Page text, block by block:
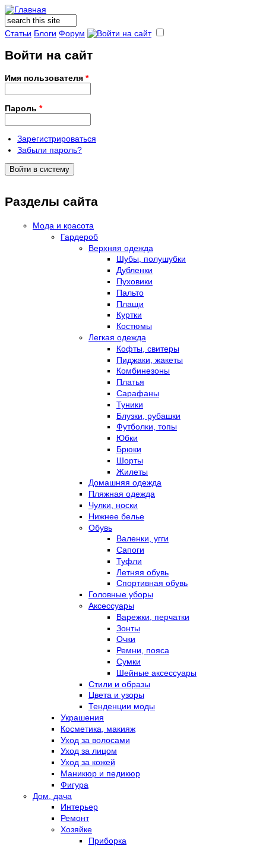
Форма поиска
Поиск
Статьи Блоги Форум
Войти на сайт
Имя пользователя *
Пароль *
Зарегистрироваться
Забыли пароль?
Разделы сайта
Мода и красота
Гардероб
Верхняя одежда
Шубы, полушубки
Дубленки
Пуховики
Пальто
Плащи
Куртки
Костюмы
Легкая одежда
Кофты, свитеры
Пиджаки, жакеты
Комбинезоны
Платья
Сарафаны
Туники
Блузки, рубашки
Футболки, топы
Юбки
Брюки
Шорты
Жилеты
Домашняя одежда
Пляжная одежда
Чулки, носки
Нижнее белье
Обувь
Валенки, угги
Сапоги
Туфли
Летняя обувь
Спортивная обувь
Головные уборы
Аксессуары
Варежки, перчатки
Зонты
Очки
Ремни, пояса
Сумки
Шейные аксессуары
Стили и образы
Цвета и узоры
Тенденции моды
Украшения
Косметика, макияж
Уход за волосами
Уход за лицом
Уход за кожей
Маникюр и педикюр
Фигура
Дом, дача
Интерьер
Ремонт
Хозяйке
Приборка